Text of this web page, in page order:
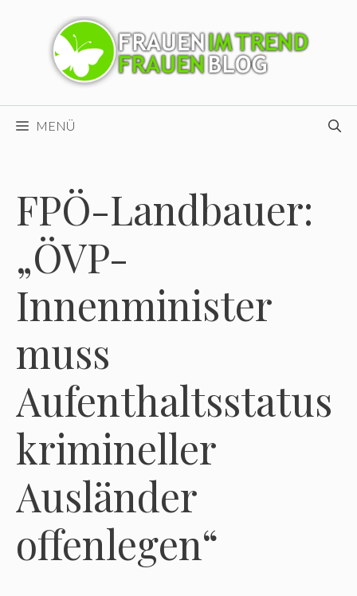
MENÜ
FPÖ-Landbauer:
„ÖVP-
Innenminister
muss
Aufenthaltsstatus
krimineller
Ausländer
offenlegen“